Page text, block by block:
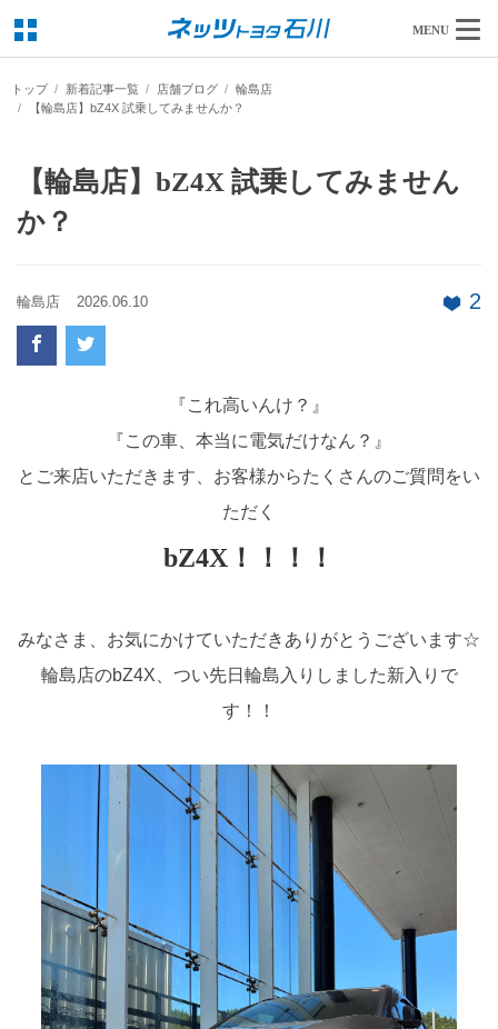
MENU
トップ 新着記事一覧 店舗ブログ
輪島店
【輪島店】bZ4X 試乗してみませんか？
【輪島店】bZ4X 試乗してみません
か？
輪島店 2026.06.10 2
『これ高いんけ？』
『この車、本当に電気だけなん？』
とご来店いただきます、お客様からたくさんのご質問をい
ただく
bZ4X！！！！
みなさま、お気にかけていただきありがとうございます☆
輪島店のbZ4X、つい先日輪島入りしました新入りで
す！！